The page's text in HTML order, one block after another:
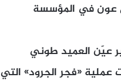
عون في المؤسسة
عيّن العميد طوني
«فجر الجرود» التي